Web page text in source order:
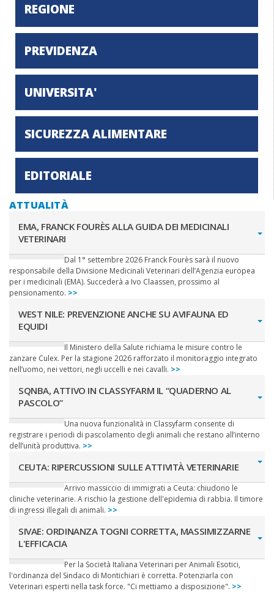
REGIONE
PREVIDENZA
UNIVERSITA'
SICUREZZA ALIMENTARE
EDITORIALE
ATTUALITÀ
EMA, FRANCK FOURÈS ALLA GUIDA DEI MEDICINALI
VETERINARI
Dal 1° settembre 2026 Franck Fourès sarà il nuovo
responsabile della Divisione Medicinali Veterinari dell’Agenzia europea
per i medicinali (EMA). Succederà a Ivo Claassen, prossimo al
pensionamento. >>
WEST NILE: PREVENZIONE ANCHE SU AVIFAUNA ED
EQUIDI
Il Ministero della Salute richiama le misure contro le
zanzare Culex. Per la stagione 2026 rafforzato il monitoraggio integrato
nell’uomo, nei vettori, negli uccelli e nei cavalli. >>
SQNBA, ATTIVO IN CLASSYFARM IL “QUADERNO AL
PASCOLO”
Una nuova funzionalità in Classyfarm consente di
registrare i periodi di pascolamento degli animali che restano all’interno
dell’unità produttiva. >>
CEUTA: RIPERCUSSIONI SULLE ATTIVITÀ VETERINARIE
Arrivo massiccio di immigrati a Ceuta: chiudono le
cliniche veterinarie. A rischio la gestione dell'epidemia di rabbia. Il timore
di ingressi illegali di animali. >>
SIVAE: ORDINANZA TOGNI CORRETTA, MASSIMIZZARNE
L'EFFICACIA
Per la Società Italiana Veterinari per Animali Esotici,
l'ordinanza del Sindaco di Montichiari è corretta. Potenziarla con
Veterinari esperti nella task force. "Ci mettiamo a disposizione". >>